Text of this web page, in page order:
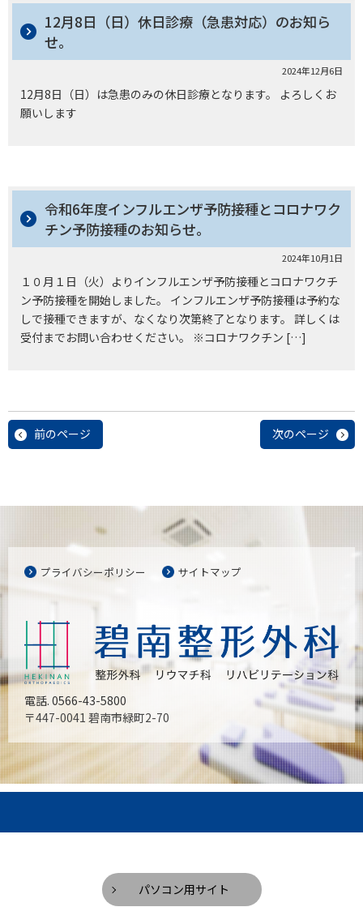
12月8日（日）休日診療（急患対応）のお知ら
せ。
2024年12月6日
12月8日（日）は急患のみの休日診療となります。 よろしくお
願いします
令和6年度インフルエンザ予防接種とコロナワク
チン予防接種のお知らせ。
2024年10月1日
１０月１日（火）よりインフルエンザ予防接種とコロナワクチ
ン予防接種を開始しました。 インフルエンザ予防接種は予約な
しで接種できますが、なくなり次第終了となります。 詳しくは
受付までお問い合わせください。 ※コロナワクチン […]
前のページ 次のページ
プライバシーポリシー サイトマップ
電話. 0566-43-5800
〒447-0041 碧南市緑町2-70
パソコン用サイト